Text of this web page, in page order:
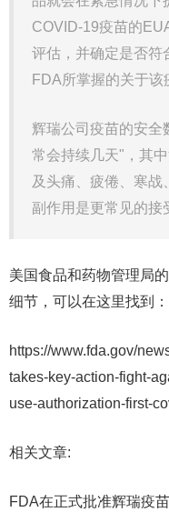
COVID-19疫苗的
评估，并确定是否符
FDA所掌握的关于该
辉瑞公司疫苗的安全
常会持续几天"，其
及头痛、疲倦、寒战
副作用是更常见的接
美国食品和药物管理局
细节，可以在这里找到：
https://www.fda.gov/
takes-key-action-fight-
use-authorization-first-
相关文章:
FDA在正式批准辉瑞疫